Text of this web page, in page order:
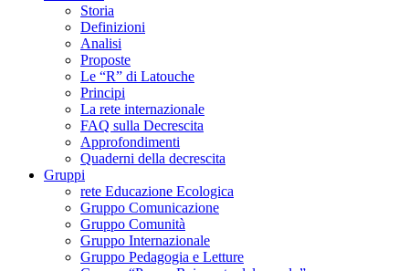
Storia
Definizioni
Analisi
Proposte
Le “R” di Latouche
Principi
La rete internazionale
FAQ sulla Decrescita
Approfondimenti
Quaderni della decrescita
Gruppi
rete Educazione Ecologica
Gruppo Comunicazione
Gruppo Comunità
Gruppo Internazionale
Gruppo Pedagogia e Letture